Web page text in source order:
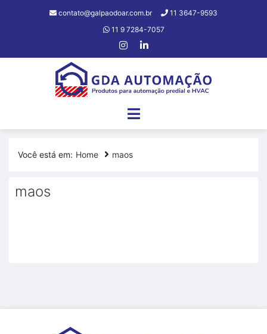
contato@galpaodoar.com.br
11 3647-9593
11 9 7284-7057
Você está em: Home maos
maos